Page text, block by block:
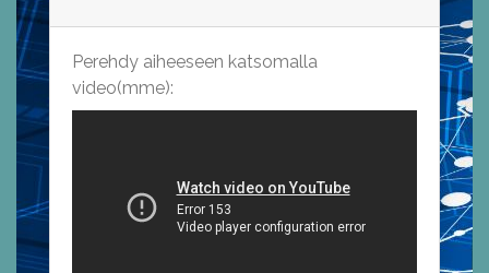
Perehdy aiheeseen katsomalla
video(mme):